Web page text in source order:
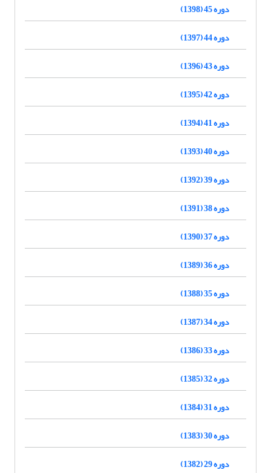
دوره 45 (1398)
دوره 44 (1397)
دوره 43 (1396)
دوره 42 (1395)
دوره 41 (1394)
دوره 40 (1393)
دوره 39 (1392)
دوره 38 (1391)
دوره 37 (1390)
دوره 36 (1389)
دوره 35 (1388)
دوره 34 (1387)
دوره 33 (1386)
دوره 32 (1385)
دوره 31 (1384)
دوره 30 (1383)
دوره 29 (1382)